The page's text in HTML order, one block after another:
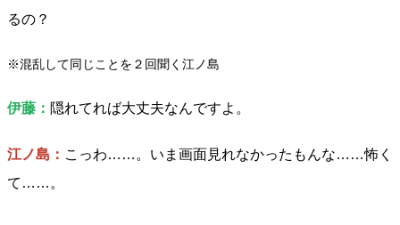
るの？
※混乱して同じことを２回聞く江ノ島
伊藤： 隠れてれば大丈夫なんですよ。
江ノ島： こっわ……。いま画面見れなかったもんな……怖く
て……。